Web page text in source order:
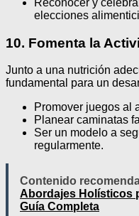
Reconocer y
elecciones
10. Fomenta la
Junto a una nutrición
fundamental para un
Promover juegos al
Planear caminatas
Ser un modelo a
regularmente.
Contenido
Abordajes Holísticos
Guía Completa